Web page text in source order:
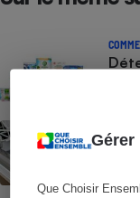
Gérer
Que Choisir